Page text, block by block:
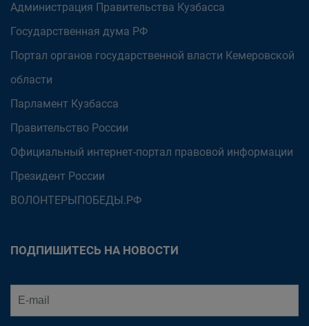
Администрация Правительства Кузбасса
Государственная дума РФ
Портал органов государственной власти Кемеровской
области
Парламент Кузбасса
Правительство России
Официальный интернет-портал правовой информации
Президент России
ВОЛОНТЕРЫПОБЕДЫ.РФ
ПОДПИШИТЕСЬ НА НОВОСТИ